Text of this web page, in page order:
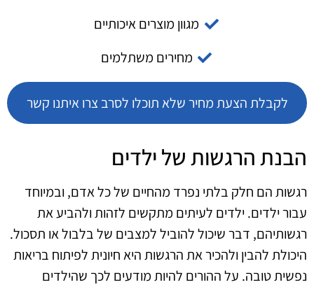
מגוון מוצרים איכותיים
מחירים משתלמים
לקבלת הצעת מחיר שלא תוכלו לסרב צרו איתנו קשר
הבנת הרגשות של ילדים
רגשות הם חלק בלתי נפרד מהחיים של כל אדם, ובמיוחד
עבור ילדים. ילדים לעיתים מתקשים לזהות ולהביע את
רגשותיהם, דבר שיכול להוביל למצבים של בלבול או תסכול.
היכולת להבין ולהכיר את הרגשות היא חיונית לפיתוח בריאות
נפשית טובה. על ההורים להיות מודעים לכך שהילדים